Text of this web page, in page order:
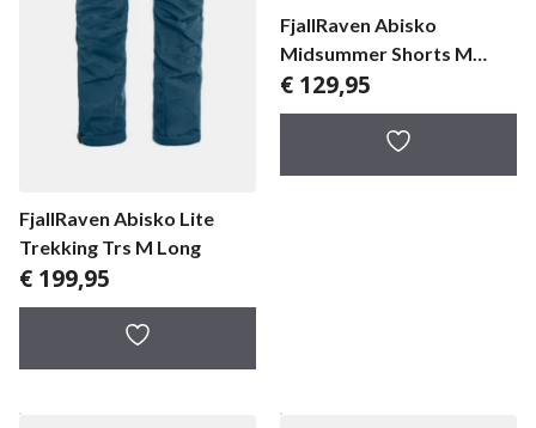
FjallRaven Abisko Lite
Trekking Trs M Long
€ 199,95
FjallRaven Abisko
Midsummer Shorts M
herenbroek
€ 129,95